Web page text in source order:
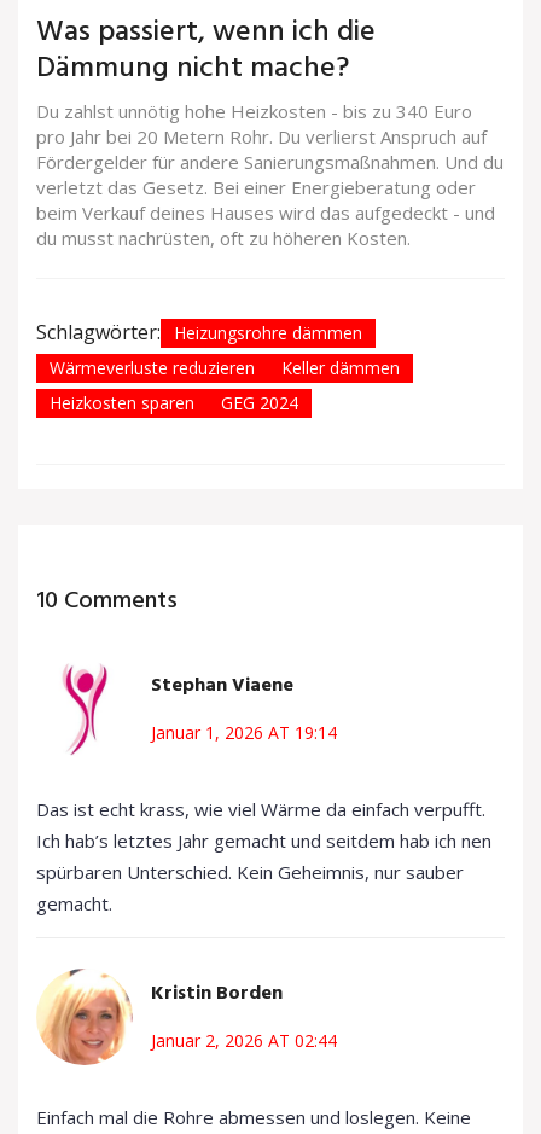
Was passiert, wenn ich die
Dämmung nicht mache?
Du zahlst unnötig hohe Heizkosten - bis zu 340 Euro
pro Jahr bei 20 Metern Rohr. Du verlierst Anspruch auf
Fördergelder für andere Sanierungsmaßnahmen. Und du
verletzt das Gesetz. Bei einer Energieberatung oder
beim Verkauf deines Hauses wird das aufgedeckt - und
du musst nachrüsten, oft zu höheren Kosten.
Schlagwörter:
Heizungsrohre dämmen
Wärmeverluste reduzieren
Keller dämmen
Heizkosten sparen
GEG 2024
10 Comments
Stephan Viaene
Januar 1, 2026 AT 19:14
Das ist echt krass, wie viel Wärme da einfach verpufft.
Ich hab’s letztes Jahr gemacht und seitdem hab ich nen
spürbaren Unterschied. Kein Geheimnis, nur sauber
gemacht.
Kristin Borden
Januar 2, 2026 AT 02:44
Einfach mal die Rohre abmessen und loslegen. Keine